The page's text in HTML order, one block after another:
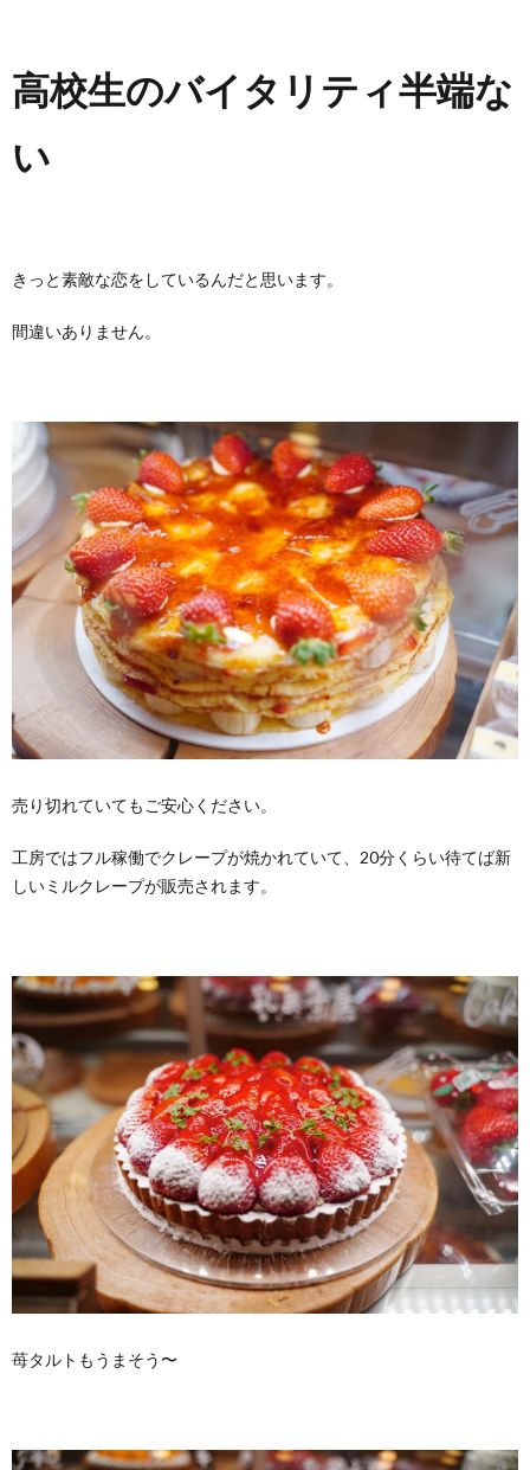
高校生のバイタリティ半端な
い
きっと素敵な恋をしているんだと思います。
間違いありません。
売り切れていてもご安心ください。
工房ではフル稼働でクレープが焼かれていて、20分くらい待てば新
しいミルクレープが販売されます。
苺タルトもうまそう〜